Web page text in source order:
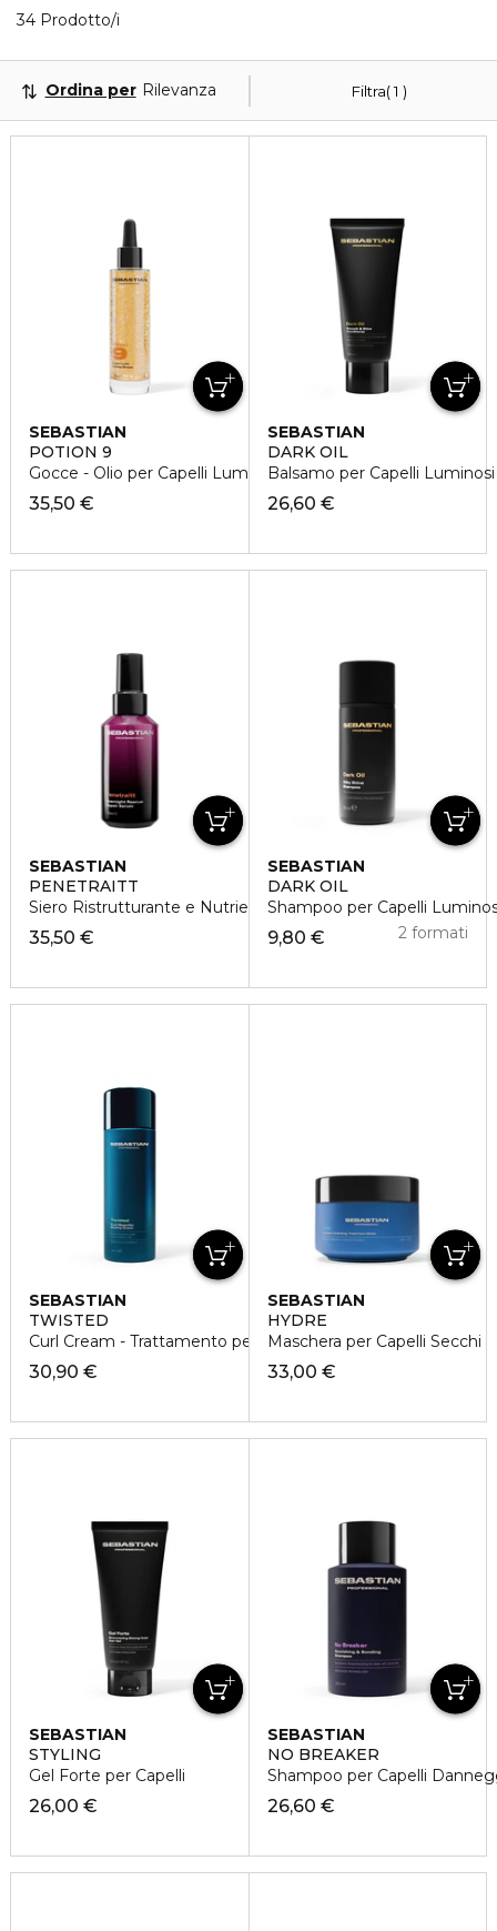
34 Prodotto/i
Filtra 1
Ordina per Rilevanza
SEBASTIAN
POTION 9
Gocce - Olio per Capelli Luminosi
35,50 €
SEBASTIAN
DARK OIL
Balsamo per Capelli Luminosi
26,60 €
SEBASTIAN
PENETRAITT
Siero Ristrutturante e Nutriente
35,50 €
SEBASTIAN
DARK OIL
Shampoo per Capelli
9,80 € 2 formati
SEBASTIAN
TWISTED
Curl Cream - Trattamento per Capelli Ricci
30,90 €
SEBASTIAN
HYDRE
Maschera per Capelli Secchi
33,00 €
SEBASTIAN
STYLING
Gel Forte per Capelli
26,00 €
SEBASTIAN
NO BREAKER
Shampoo per Capelli
26,60 €